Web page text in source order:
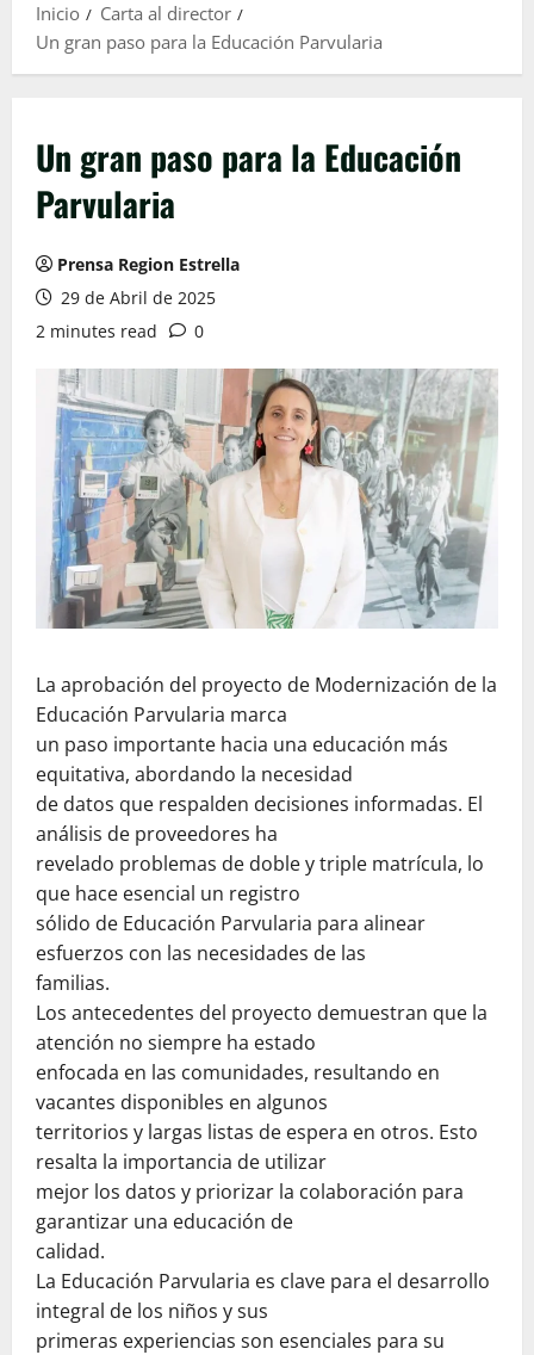
Inicio
Carta al director
Un gran paso para la Educación Parvularia
Un gran paso para la Educación
Parvularia
Prensa Region Estrella
29 de Abril de 2025
2 minutes read
0
La aprobación del proyecto de Modernización de la
Educación Parvularia marca
un paso importante hacia una educación más
equitativa, abordando la necesidad
de datos que respalden decisiones informadas. El
análisis de proveedores ha
revelado problemas de doble y triple matrícula, lo
que hace esencial un registro
sólido de Educación Parvularia para alinear
esfuerzos con las necesidades de las
familias.
Los antecedentes del proyecto demuestran que la
atención no siempre ha estado
enfocada en las comunidades, resultando en
vacantes disponibles en algunos
territorios y largas listas de espera en otros. Esto
resalta la importancia de utilizar
mejor los datos y priorizar la colaboración para
garantizar una educación de
calidad.
La Educación Parvularia es clave para el desarrollo
integral de los niños y sus
primeras experiencias son esenciales para su